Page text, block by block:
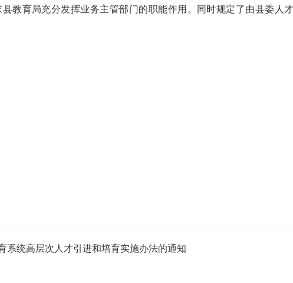
教育局充分发挥业务主管部门的职能作用 。 同时规定了由县委人
系统高层次人才引进和培育实施办法的通知